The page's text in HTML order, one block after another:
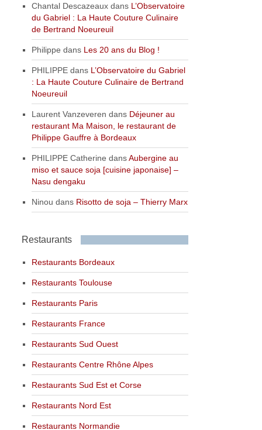
Chantal Descazeaux dans L’Observatoire
du Gabriel : La Haute Couture Culinaire
de Bertrand Noeureuil
Philippe dans Les 20 ans du Blog !
PHILIPPE dans L’Observatoire du Gabriel
: La Haute Couture Culinaire de Bertrand
Noeureuil
Laurent Vanzeveren dans Déjeuner au
restaurant Ma Maison, le restaurant de
Philippe Gauffre à Bordeaux
PHILIPPE Catherine dansAubergine au
miso et sauce soja [cuisine japonaise] –
Nasu dengaku
Ninou dans Risotto de soja – Thierry Marx
Restaurants
Restaurants Bordeaux
Restaurants Toulouse
Restaurants Paris
Restaurants France
Restaurants Sud Ouest
Restaurants Centre Rhône Alpes
Restaurants Sud Est et Corse
Restaurants Nord Est
Restaurants Normandie